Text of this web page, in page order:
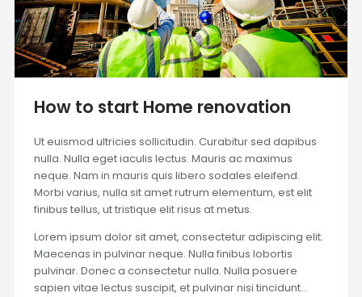
How to start Home renovation
Ut euismod ultricies sollicitudin. Curabitur sed dapibus
nulla. Nulla eget iaculis lectus. Mauris ac maximus
neque. Nam in mauris quis libero sodales eleifend.
Morbi varius, nulla sit amet rutrum elementum, est elit
finibus tellus, ut tristique elit risus at metus.
Lorem ipsum dolor sit amet, consectetur adipiscing elit.
Maecenas in pulvinar neque. Nulla finibus lobortis
pulvinar. Donec a consectetur nulla. Nulla posuere
sapien vitae lectus suscipit, et pulvinar nisi tincidunt…